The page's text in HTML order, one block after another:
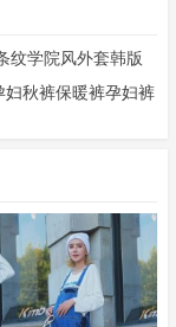
纹学院风外套韩版
秋裤保暖裤孕妇裤